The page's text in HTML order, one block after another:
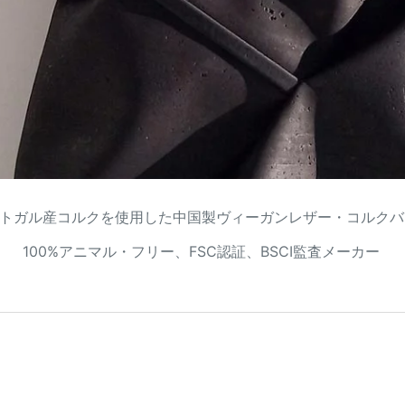
ガル産コルクを使用した中国製ヴィーガンレザー・コルク
100%アニマル・フリー、FSC認証、BSCI監査メーカー